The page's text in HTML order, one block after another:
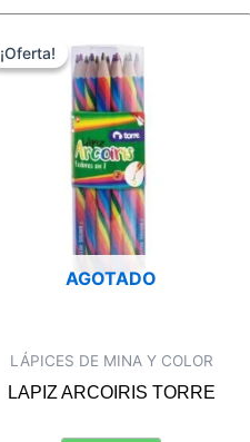
¡Oferta!
AGOTADO
¡Oferta!
LÁPICES DE MINA Y COLOR
LAPIZ ARCOIRIS TORRE